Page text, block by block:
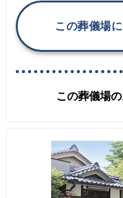
この葬儀場
この葬儀場